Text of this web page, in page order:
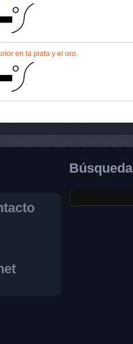
en la plata y el oro.
Búsqueda